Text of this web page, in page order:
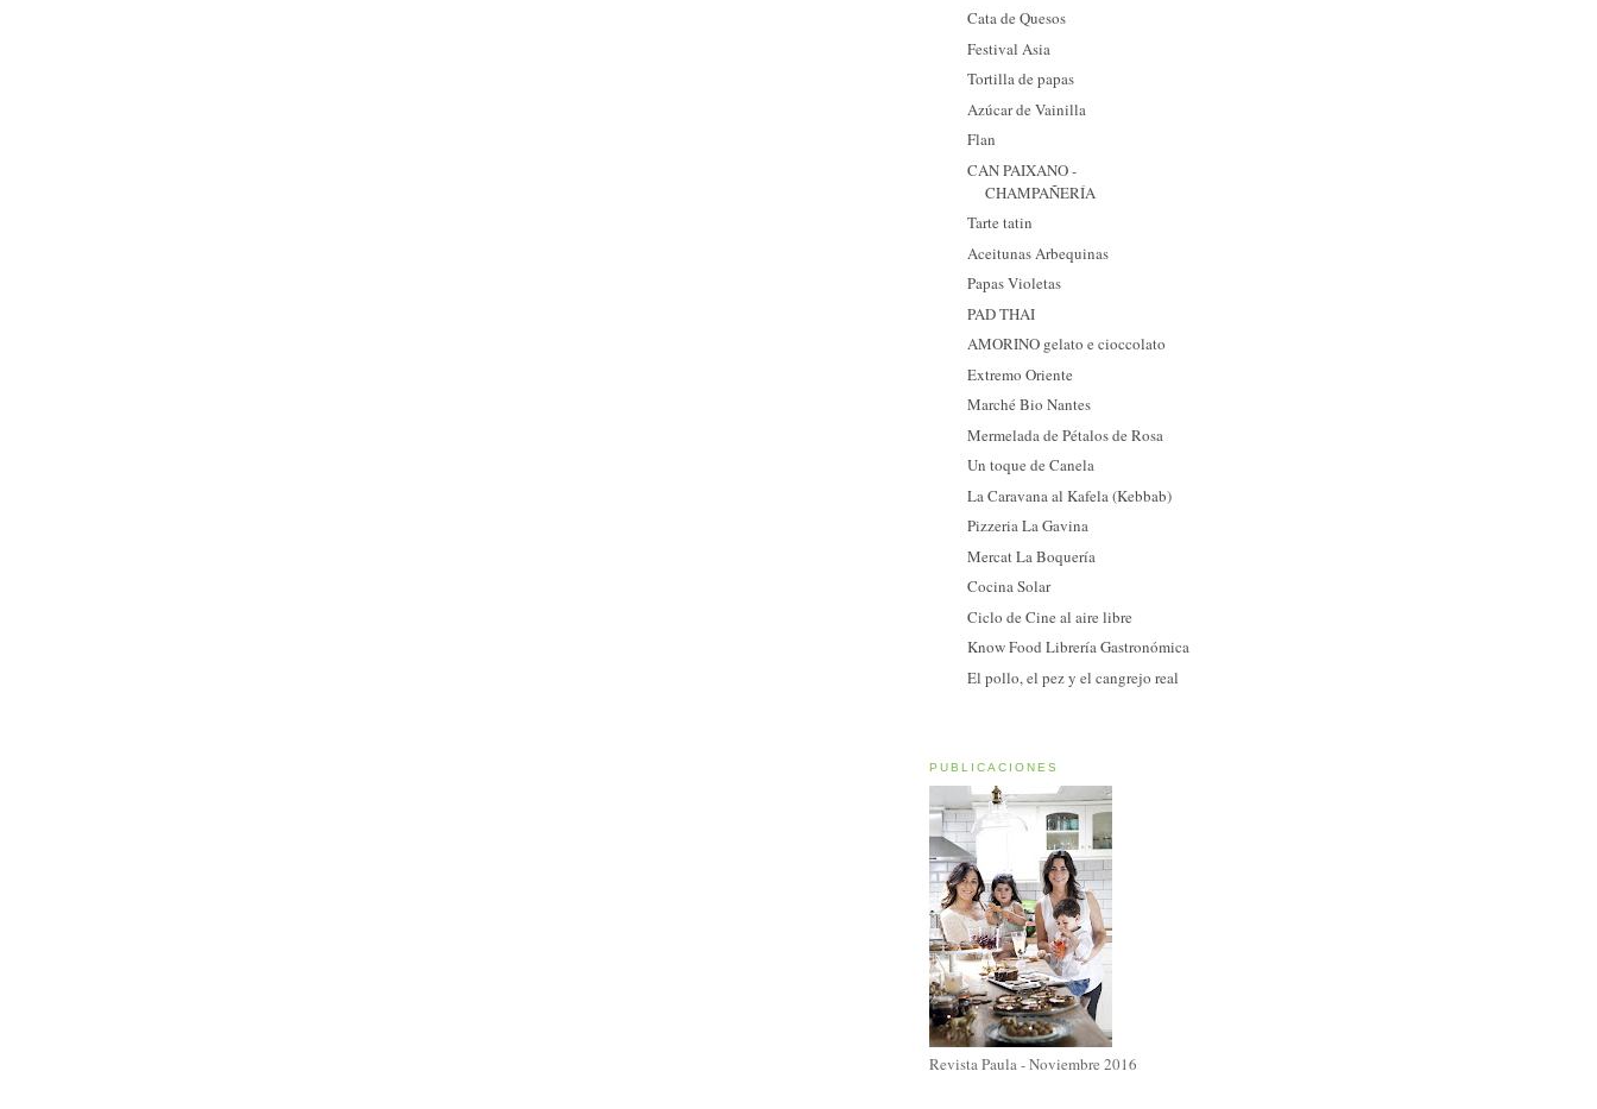
Cata de Quesos
Festival Asia
Tortilla de papas
Azúcar de Vainilla
Flan
CAN PAIXANO -
CHAMPAÑERÍA
Tarte tatin
Aceitunas Arbequinas
Papas Violetas
PAD THAI
AMORINO gelato e cioccolato
Extremo Oriente
Marché Bio Nantes
Mermelada de Pétalos de Rosa
Un toque de Canela
La Caravana al Kafela (Kebbab)
Pizzeria La Gavina
Mercat La Boquería
Cocina Solar
Ciclo de Cine al aire libre
Know Food Librería Gastronómica
El pollo, el pez y el cangrejo real
PUBLICACIONES
Revista Paula - Noviembre 2016